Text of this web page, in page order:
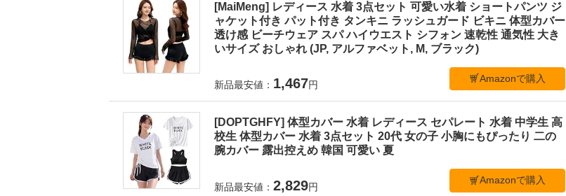
[MaiMeng] レディース 水着 3点セット 可愛い水着 ショートパンツ ジ
ャケット付き パット付き タンキニ ラッシュガード ビキニ 体型カバー
透け感 ビーチウェア スパ ハイウエスト シフォン 速乾性 通気性 大き
いサイズ おしゃれ (JP, アルファベット, M, ブラック)
新品最安値： 1,467円
Amazonで購入
[DOPTGHFY] 体型カバー 水着 レディース セパレート 水着 中学生 高
校生 体型カバー 水着 3点セット 20代 女の子 小胸にもぴったり 二の
腕カバー 露出控えめ 韓国 可愛い 夏
新品最安値： 2,829円
Amazonで購入